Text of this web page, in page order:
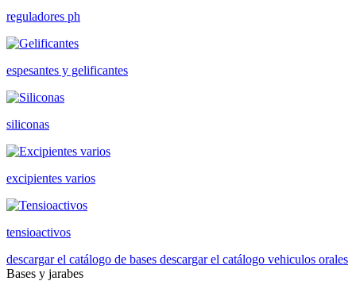
reguladores ph
espesantes y gelificantes
siliconas
excipientes varios
tensioactivos
descargar el catálogo de bases descargar el catálogo vehiculos orales
Bases y jarabes